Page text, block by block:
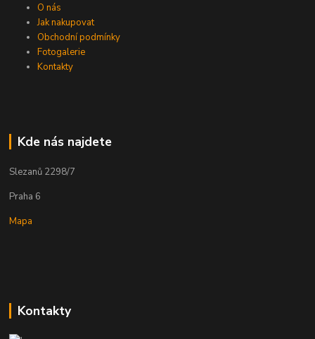
O nás
Jak nakupovat
Obchodní podmínky
Fotogalerie
Kontakty
Kde nás najdete
Slezanů 2298/7
Praha 6
Mapa
Kontakty